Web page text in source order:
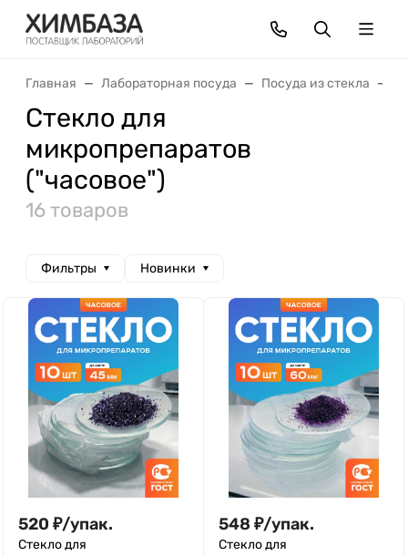
Главная Лабораторная посуда Посуда из стекла
Стекло для
микропрепаратов
("часовое")
16 товаров
Фильтры Новинки
520 ₽/упак.
Стекло для
548 ₽/упак.
Стекло для